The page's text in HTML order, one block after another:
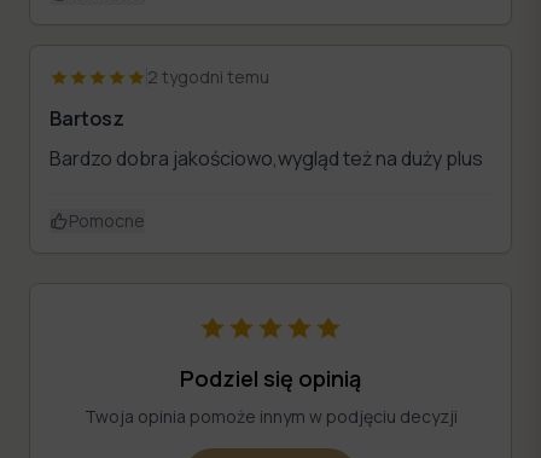
2 tygodni temu
Bartosz
Bardzo dobra jakościowo,wygląd też na duży plus
Pomocne
Podziel się opinią
Twoja opinia pomoże innym w podjęciu decyzji